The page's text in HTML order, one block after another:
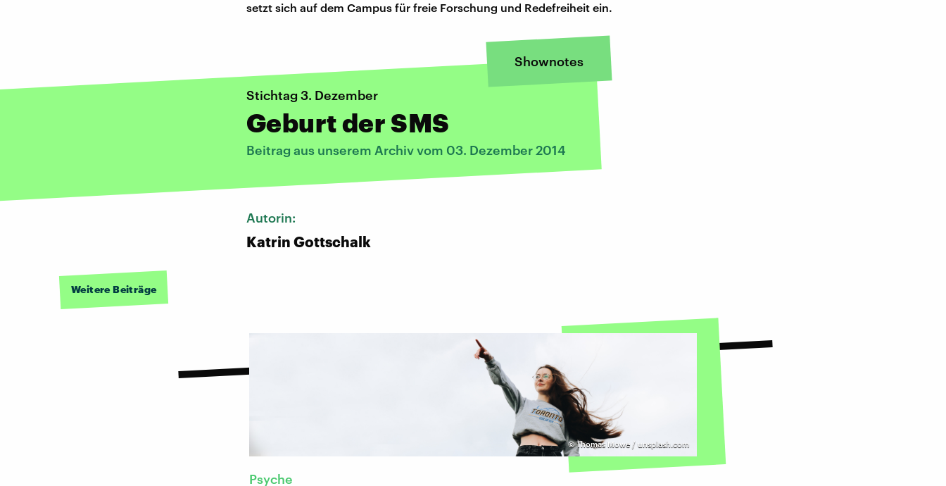
setzt sich auf dem Campus für freie Forschung und Redefreiheit ein.
Shownotes
Stichtag 3. Dezember
Geburt der SMS
Beitrag aus unserem Archiv vom 03. Dezember 2014
Autorin:
Katrin Gottschalk
Weitere Beiträge
©Thomas Mowe / unsplash.com
Psyche